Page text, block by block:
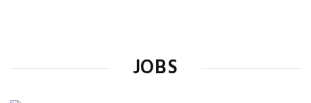
JOBS